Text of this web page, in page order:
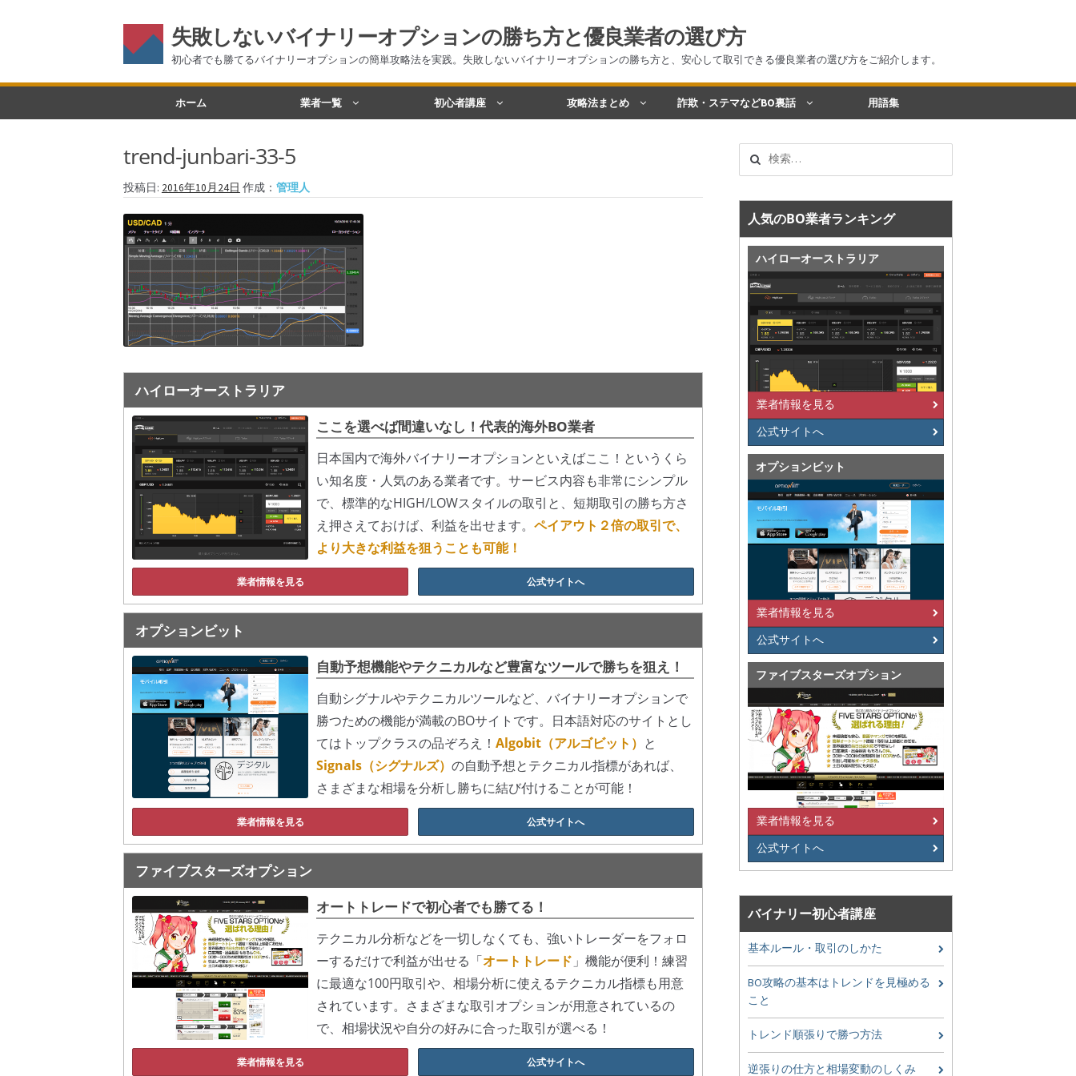
失敗しないバイナリーオプションの勝ち方と優良業者の選び方
初心者でも勝てるバイナリーオプションの簡単攻略法を実践。失敗しないバイナリーオプションの勝ち方と、安心して取引できる優良業者の選び方をご紹介します。
ナ
ー
ョ
ン
へ
ス
キ
ッ
プ
コ
ン
へ
ス
キ
ッ
プ
ホーム 業者一覧 初心者講座 攻略法まとめ 詐欺・ステマなどBO裏話 用語集
trend-junbari-33-5
投稿日: 2016年10月24日 作成： 管理人
ハイローオーストラリア
ここを選べば間違いなし！代表的海外BO業者
日本国内で海外バイナリーオプションといえばここ！というくら
い知名度・人気のある業者です。サービス内容も非常にシンプル
で、標準的なHIGH/LOWスタイルの取引と、短期取引の勝ち方さ
え押さえておけば、利益を出せます。 ペイアウト２倍の取引で、
より大きな利益を狙うことも可能！
業者情報を見る 公式サイトへ
オプションビット
自動予想機能やテクニカルなど豊富なツールで勝ちを狙え！
自動シグナルやテクニカルツールなど、バイナリーオプションで
勝つための機能が満載のBOサイトです。日本語対応のサイトとし
てはトップクラスの品ぞろえ！ Algobit（アルゴビット） と
Signals（シグナルズ） の自動予想とテクニカル指標があれば、
さまざまな相場を分析し勝ちに結び付けることが可能！
業者情報を見る 公式サイトへ
ファイブスターズオプション
オートトレードで初心者でも勝てる！
テクニカル分析などを一切しなくても、強いトレーダーをフォロ
ーするだけで利益が出せる「オートトレード 」機能が便利！練習
に最適な100円取引や、相場分析に使えるテクニカル指標も用意
されています。さまざまな取引オプションが用意されているの
で、相場状況や自分の好みに合った取引が選べる！
業者情報を見る 公式サイトへ
人気のBO業者ランキング
ハイローオーストラリア
業者情報を見る
公式サイトへ
オプションビット
業者情報を見る
公式サイトへ
ファイブスターズオプション
業者情報を見る
公式サイトへ
バイナリー初心者講座
基本ルール・取引のしかた
BO攻略の基本はトレンドを見極める
こと
トレンド順張りで勝つ方法
逆張りの仕方と相場変動のしくみ